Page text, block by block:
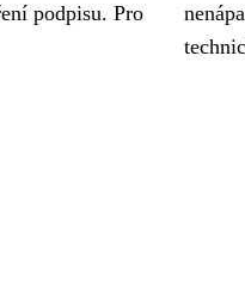
podpisu. Pro